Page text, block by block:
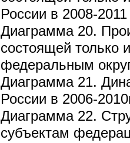
России в 2008-
Диаграмма 20.
состоящей только
федеральным
Диаграмма 21.
России в 2006-
Диаграмма 22.
субъектам